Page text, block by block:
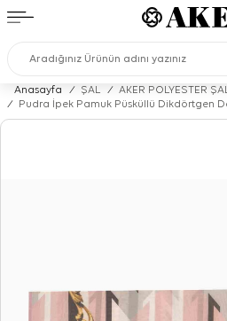
Anasayfa / ŞAL /
AKER POLYESTER
/
Pudra İpek Pamuk Püsküllü Dikdörtgen